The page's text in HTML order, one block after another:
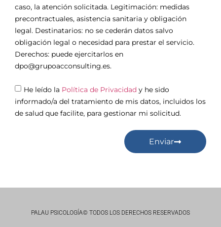
caso, la atención solicitada. Legitimación: medidas
precontractuales, asistencia sanitaria y obligación
legal. Destinatarios: no se cederán datos salvo
obligación legal o necesidad para prestar el servicio.
Derechos: puede ejercitarlos en
dpo@grupoacconsulting.es.
He leído la Política de Privacidad y he sido
informado/a del tratamiento de mis datos, incluidos los
de salud que facilite, para gestionar mi solicitud.
Enviar
PALAU PSICOLOGÍA© TODOS LOS DERECHOS RESERVADOS